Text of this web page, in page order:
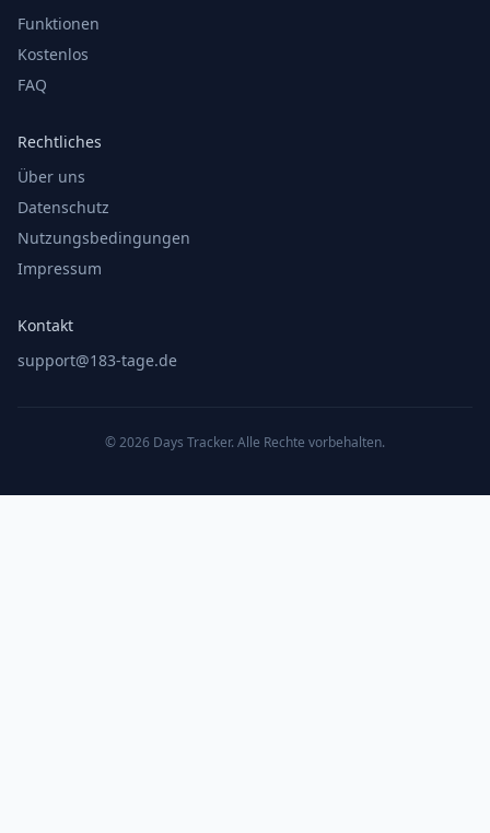
Funktionen
Kostenlos
FAQ
Rechtliches
Über uns
Datenschutz
Nutzungsbedingungen
Impressum
Kontakt
support@183-tage.de
© 2026 Days Tracker. Alle Rechte vorbehalten.